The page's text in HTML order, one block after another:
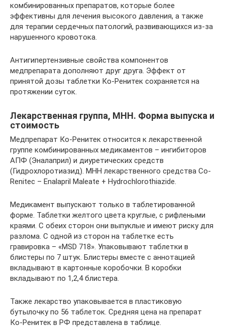
комбинированных препаратов, которые более
эффективны для лечения высокого давления, а также
для терапии сердечных патологий, развивающихся из-за
нарушенного кровотока.
Антигипертензивные свойства компонентов
медпрепарата дополняют друг друга. Эффект от
принятой дозы таблетки Ко-Ренитек сохраняется на
протяжении суток.
Лекарственная группа, МНН. Форма выпуска и
стоимость
Медпрепарат Ко-Ренитек относится к лекарственной
группе комбинированных медикаментов – ингибиторов
АПФ (Эналаприл) и диуретических средств
(Гидрохлоротиазид). МНН лекарственного средства Co-
Renitec – Enalapril Maleate + Hydrochlorothiazide.
Медикамент выпускают только в таблетированной
форме. Таблетки желтого цвета круглые, с рифлеными
краями. С обеих сторон они выпуклые и имеют риску для
разлома. С одной из сторон на таблетке есть
гравировка – «MSD 718». Упаковывают таблетки в
блистеры по 7 штук. Блистеры вместе с аннотацией
вкладывают в картонные коробочки. В коробки
вкладывают по 1,2,4 блистера.
Также лекарство упаковывается в пластиковую
бутылочку по 56 таблеток. Средняя цена на препарат
Ко-Ренитек в РФ представлена в таблице.